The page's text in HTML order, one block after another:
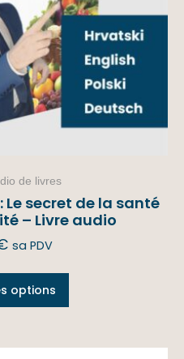
de livres
: Le secret de la santé
– Livre audio
sa PDV
options